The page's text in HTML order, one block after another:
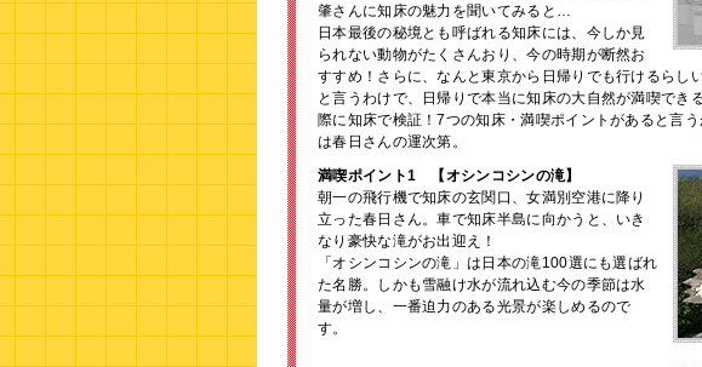
肇さんに知床の魅力を聞いてみると…
日本最後の秘境とも呼ばれる知床には、今しか見
られない動物がたくさんおり、今の時期が断然お
すすめ！さらに、なんと東京から日帰りでも行けるらし
と言うわけで、日帰りで本当に知床の大自然が満喫でき
際に知床で検証！7つの知床・満喫ポイントがあると言
は春日さんの運次第。
満喫ポイント1 【オシンコシンの滝】
朝一の飛行機で知床の玄関口、女満別空港に降り
立った春日さん。車で知床半島に向かうと、いき
なり豪快な滝がお出迎え！
「オシンコシンの滝」は日本の滝100選にも選ばれ
た名勝。しかも雪融け水が流れ込む今の季節は水
量が増し、一番迫力のある光景が楽しめるので
す。